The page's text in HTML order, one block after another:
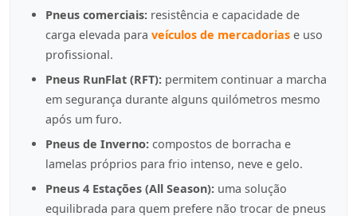
Pneus comerciais: resistência e capacidade de
carga elevada para veículos de mercadorias e uso
profissional.
Pneus RunFlat (RFT): permitem continuar a marcha
em segurança durante alguns quilómetros mesmo
após um furo.
Pneus de Inverno: compostos de borracha e
lamelas próprios para frio intenso, neve e gelo.
Pneus 4 Estações (All Season): uma solução
equilibrada para quem prefere não trocar de pneus